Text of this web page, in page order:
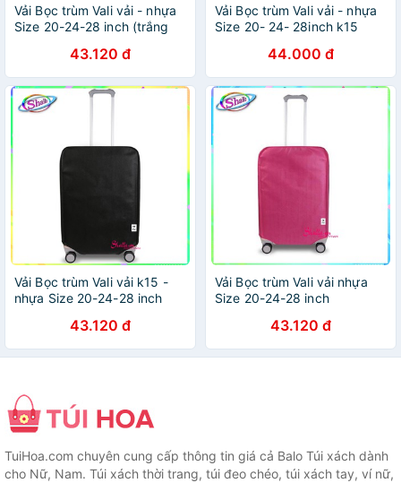
Vải Bọc trùm Vali vải - nhựa
Size 20-24-28 inch (trắng
43.120 đ
Vải Bọc trùm Vali vải - nhựa
Size 20- 24- 28inch k15
44.000 đ
Vải Bọc trùm Vali vải k15 -
nhựa Size 20-24-28 inch
43.120 đ
Vải Bọc trùm Vali vải nhựa
Size 20-24-28 inch
43.120 đ
TuiHoa.com chuyên cung cấp thông tin giá cả Balo Túi xách dành
cho Nữ, Nam. Túi xách thời trang, túi đeo chéo, túi xách tay, ví nữ,